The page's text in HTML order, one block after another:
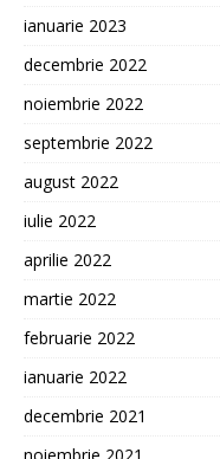
ianuarie 2023
decembrie 2022
noiembrie 2022
septembrie 2022
august 2022
iulie 2022
aprilie 2022
martie 2022
februarie 2022
ianuarie 2022
decembrie 2021